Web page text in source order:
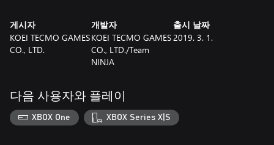
게시자
KOEI TECMO GAMES
CO., LTD.
개발자
KOEI TECMO GAMES
CO., LTD./Team
NINJA
출시 날짜
2019. 3. 1.
다음 사용자와 플레이
XBOX One XBOX Series X|S